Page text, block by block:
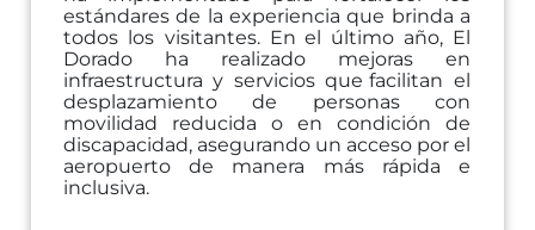
estándares de la experiencia que brinda a
todos los visitantes. En el último año, El
Dorado
ha realizado mejoras
en
infraestructura y servicios que facilitan el
desplazamiento
de personas
con
movilidad
reducida o en condición
de
discapacidad, asegurando un acceso por el
aeropuerto
de manera más rápida
e
inclusiva.